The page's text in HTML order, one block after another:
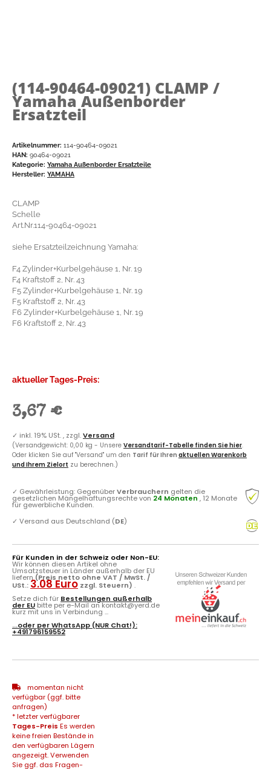
(114-90464-09021) CLAMP /
Yamaha Außenborder
Ersatzteil
Artikelnummer: 114-90464-09021
HAN: 90464-09021
Kategorie: Yamaha Außenborder Ersatzteile
Hersteller: YAMAHA
CLAMP
Schelle
Art.Nr.114-90464-09021
siehe Ersatzteilzeichnung Yamaha:
F4 Zylinder+Kurbelgehäuse 1, Nr. 19
F4 Kraftstoff 2, Nr. 43
F5 Zylinder+Kurbelgehäuse 1, Nr. 19
F5 Kraftstoff 2, Nr. 43
F6 Zylinder+Kurbelgehäuse 1, Nr. 19
F6 Kraftstoff 2, Nr. 43
aktueller Tages-Preis:
3,67 €
✓ inkl. 19% USt. , zzgl.Versand
(Versandgewicht: 0,00 kg - Unsere Versandtarif-Tabelle finden Sie hier.
Oder klicken Sie auf "Versand" um den Tarif für Ihren aktuellen Warenkorb
und Ihrem Zielort zu berechnen.)
✓ Gewährleistung: GegenüberVerbrauchern gelten die
gesetzlichen Mängelhaftungsrechte von 24 Monaten , 12 Monate
für gewerbliche Kunden.
✓ Versand aus Deutschland (DE)
Für Kunden in der Schweiz oder Non-EU:
Wir können diesen Artikel ohne
Umsatzsteuer in Länder außerhalb der EU
liefern(Preis netto ohne VAT / MwSt. /
USt.: 3.08 Euro zzgl. Steuern) .
Setze dich für Bestellungen außerhalb
der EU bitte per e-Mail an kontakt@yerd.de
kurz mit uns in Verbindung ...
...oder perWhatsApp (NUR Chat!):
+491796159552
momentan nicht
verfügbar (ggf. bitte
anfragen)
* letzter verfügbarer
Tages-Preis Es werden
keine freien Bestände in
den verfügbaren Lägern
angezeigt. Verwenden
Sie ggf. das Fragen-